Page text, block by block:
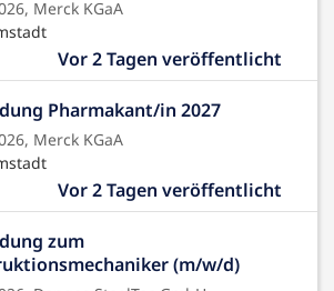
Merck KGaA
Vor 2 Tagen veröffentlicht
Pharmakant/in 2027
Merck KGaA
Vor 2 Tagen veröffentlicht
zum
(m/w/d)